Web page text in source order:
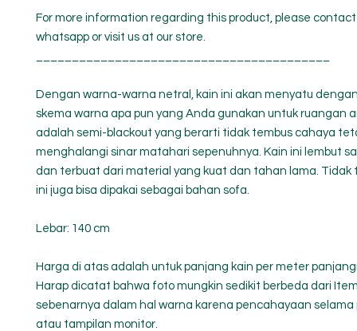
For more information regarding this product, please
whatsapp or visit us at our store.
Dengan warna-warna netral, kain ini akan menyatu
skema warna apa pun yang Anda gunakan untuk ruangan
adalah semi-blackout yang berarti tidak tembus cahaya
menghalangi sinar matahari sepenuhnya. Kain ini lembut
dan terbuat dari material yang kuat dan tahan lama. Tidak
ini juga bisa dipakai sebagai bahan sofa.
Lebar: 140 cm
Harga di atas adalah untuk panjang kain per meter
Harap dicatat bahwa foto mungkin sedikit berbeda dari
sebenarnya dalam hal warna karena pencahayaan
atau tampilan monitor.